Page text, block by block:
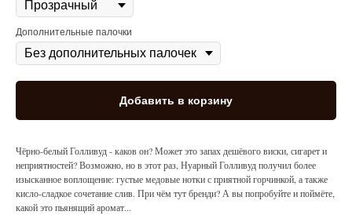
Дополнительные палочки
Добавить в корзину
Чёрно-белый Голливуд - каков он? Может это запах дешёвого виски, сигарет и
неприятностей? Возможно, но в этот раз, Нуарный Голливуд получил более
изысканное воплощение: густые медовые нотки с приятной горчинкой, а также
кисло-сладкое сочетание слив. При чём тут бренди? А вы попробуйте и поймёте,
какой это пьянящий аромат...